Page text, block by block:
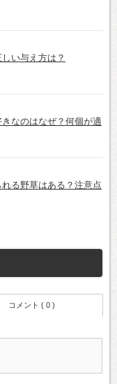
い与え方は？
なのはなぜ？何個が適
る野草はある？注意点
コメント ( 0 )